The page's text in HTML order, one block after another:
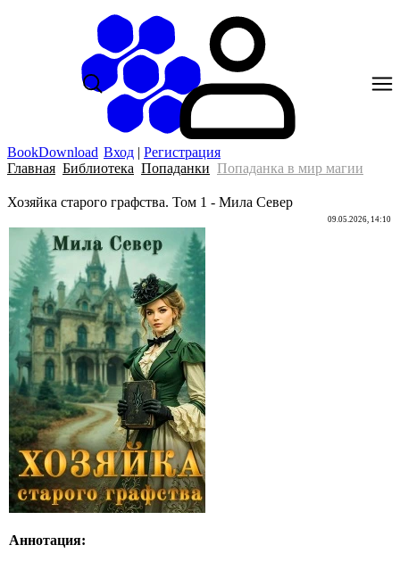
BookDownload Вход | Регистрация
Главная Библиотека Попаданки Попаданка в мир магии
Хозяйка старого графства. Том 1 - Мила Север
09.05.2026, 14:10
Аннотация: